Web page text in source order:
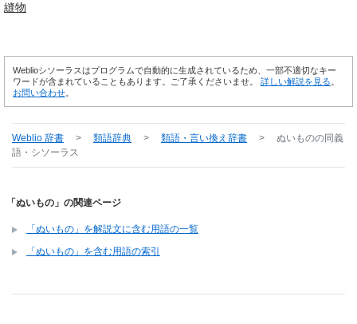
縫物
Weblioシソーラスはプログラムで自動的に生成されているため、一部不適切なキー
ワードが含まれていることもあります。ご了承くださいませ。 詳しい解説を見る。
お問い合わせ。
Weblio 辞書 > 類語辞典 > 類語・言い換え辞書 > ぬいものの同義
語・シソーラス
「ぬいもの」の関連ページ
「ぬいもの」を解説文に含む用語の一覧
「ぬいもの」を含む用語の索引